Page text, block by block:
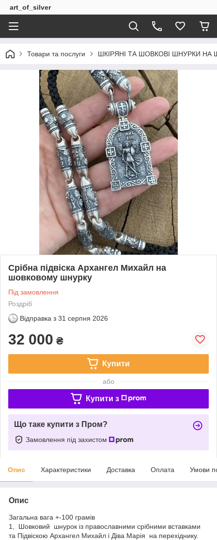
art_of_silver
Товари та послуги ШКІРЯНІ ТА ШОВКОВІ ШНУРКИ
Срібна підвіска Архангел Михайл на
шовковому шнурку
Під замовлення
Роздріб
Відправка з 31 серпня 2026
32 000 ₴
Купити
або
Купити з
Що таке купити з Пром?
Замовлення під захистом
Опис Характеристики Доставка Оплата Умови
Опис
Загальна вага +-100 грамів
1️, Шовковий шнурок із православними срібними вставками
та Підвіскою Архангел Михайл і Діва Марія на перехіднику.